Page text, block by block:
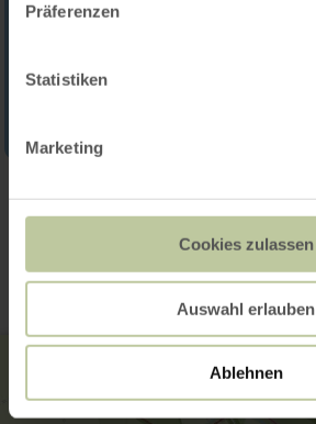
Präferenzen
Statistiken
Marketing
Cookies zulassen
Auswahl erlauben
Ablehnen
Contact